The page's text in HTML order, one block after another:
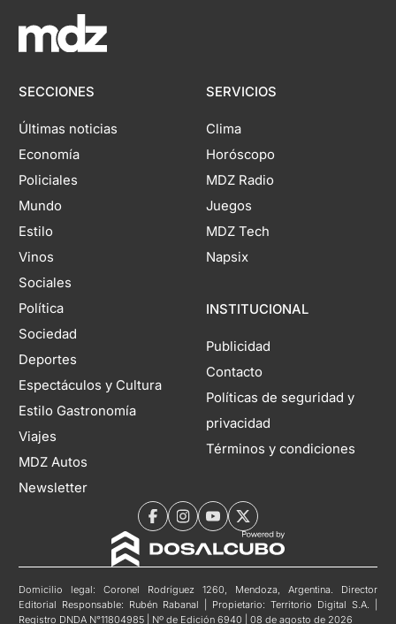
SECCIONES
Últimas noticias
Economía
Policiales
Mundo
Estilo
Vinos
Sociales
Política
Sociedad
Deportes
Espectáculos y Cultura
Estilo Gastronomía
Viajes
MDZ Autos
Newsletter
SERVICIOS
Clima
Horóscopo
MDZ Radio
Juegos
MDZ Tech
Napsix
INSTITUCIONAL
Publicidad
Contacto
Políticas de seguridad y
privacidad
Términos y condiciones
Domicilio legal: Coronel Rodríguez 1260, Mendoza, Argentina. Director
Editorial Responsable: Rubén Rabanal | Propietario: Territorio Digital S.A. |
Registro DNDA N°11804985 | Nº de Edición 6940 | 08 de agosto de 2026